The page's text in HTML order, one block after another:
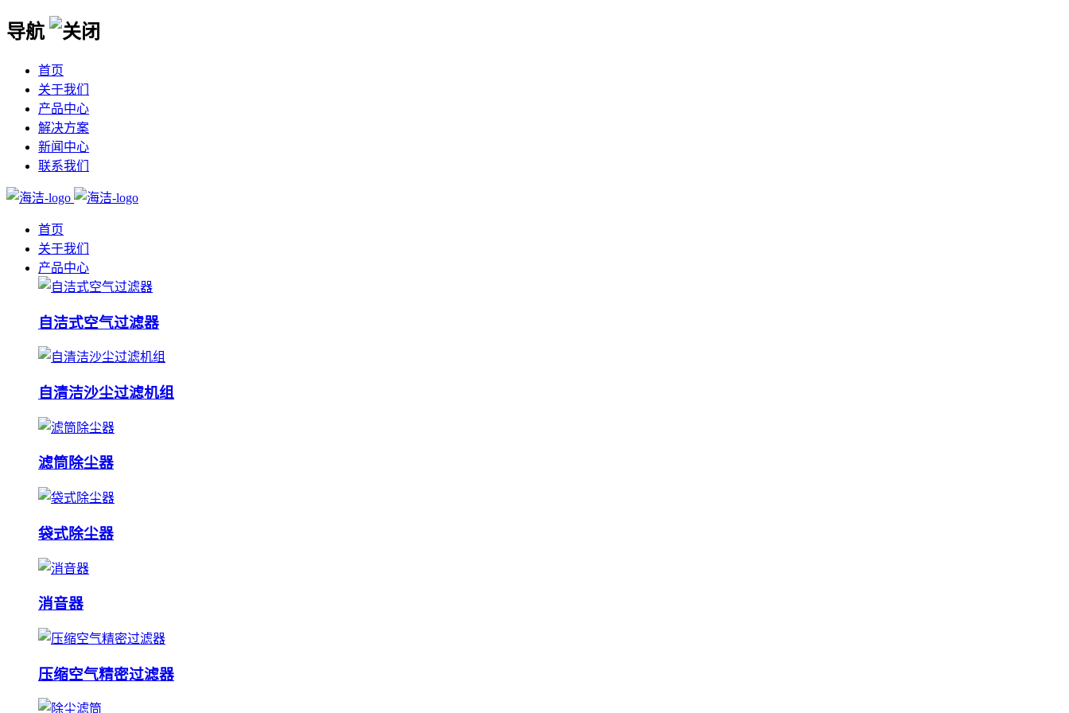
导航
首页
关于我们
产品中心
解决方案
新闻中心
联系我们
首页
关于我们
产品中心
自洁式空气过滤器
自清洁沙尘过滤机组
滤筒除尘器
袋式除尘器
消音器
压缩空气精密过滤器